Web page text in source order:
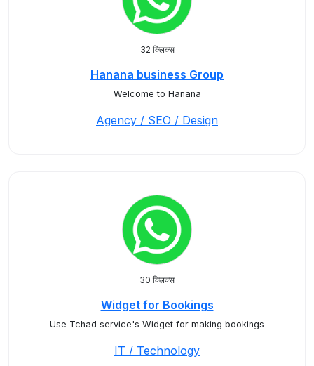
32 क्लिक्स
Hanana business Group
Welcome to Hanana
Agency / SEO / Design
30 क्लिक्स
Widget for Bookings
Use Tchad service's Widget for making bookings
IT / Technology